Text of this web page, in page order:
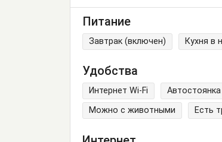
Питание
Завтрак (включен) Кухня в
Удобства
Интернет Wi-Fi Автостоянка
Можно с животными
Есть